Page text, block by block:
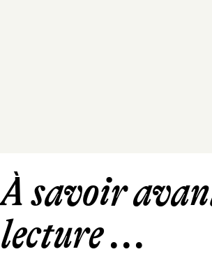
À savoir
lecture ...